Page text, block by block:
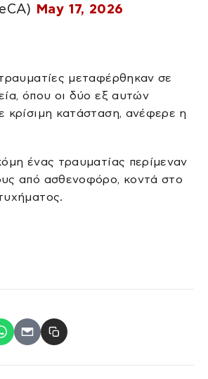
May 17, 2026
μεταφέρθηκαν σε
όπου οι δύο εξ αυτών
κρίσιμη κατάσταση, ανέφερε η
ένας τραυματίας περίμεναν
από ασθενοφόρο, κοντά στο